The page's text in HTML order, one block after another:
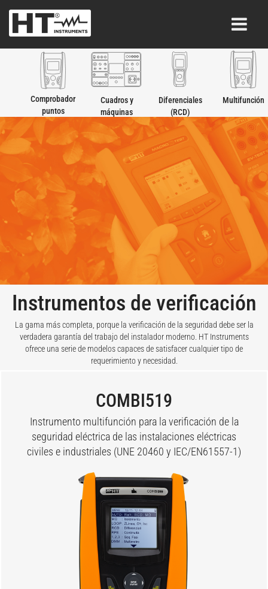
Comprobador
puntos
recarga EVSE
Cuadros y
máquinas
Diferenciales
(RCD)
Multifunción
Instrumentos de verificación
La gama más completa, porque la verificación de la seguridad debe ser la
verdadera garantía del trabajo del instalador moderno. HT Instruments
ofrece una serie de modelos capaces de satisfacer cualquier tipo de
requerimiento y necesidad.
COMBI519
Instrumento multifunción para la verificación de la
seguridad eléctrica de las instalaciones eléctricas
civiles e industriales (UNE 20460 y IEC/EN61557-1)